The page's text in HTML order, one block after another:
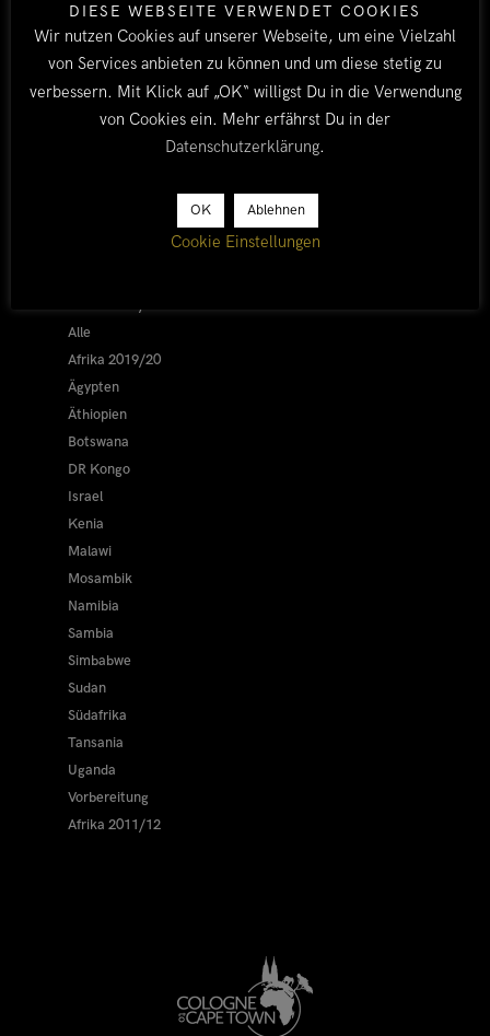
EHRENFELD
CBE AUSVERKAUFT
BY TOBI ALLE
1. NOVEMBER 2015
LÄNDER
Afrika 2026/27
Alle
Afrika 2019/20
Ägypten
Äthiopien
Botswana
DR Kongo
Israel
Kenia
Malawi
Mosambik
Namibia
Sambia
Simbabwe
Sudan
Südafrika
Tansania
Uganda
Vorbereitung
Afrika 2011/12
DIESE WEBSEITE VERWENDET COOKIES
Wir nutzen Cookies auf unserer Webseite, um eine Vielzahl
von Services anbieten zu können und um diese stetig zu
verbessern. Mit Klick auf „OK“ willigst Du in die Verwendung
von Cookies ein. Mehr erfährst Du in der
Datenschutzerklärung.
OK Ablehnen
Cookie Einstellungen